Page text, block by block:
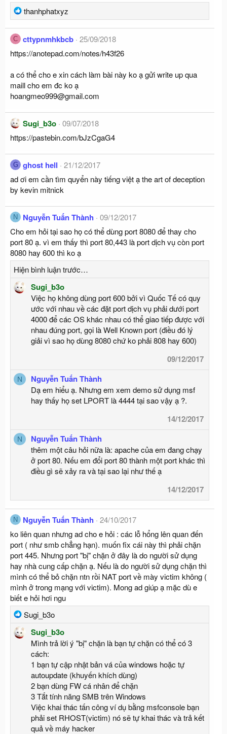
R
e
a
c
t
o
n
s
thanhphatxyz
C cttypnmhkbcb 25/09/2018
https://anotepad.com/notes/h43f26
a có thể cho e xin cách làm bài này ko ạ gửi write up qua
maill cho em đc ko ạ
hoangmeo999@gmail.com
Sugi_b3o 09/07/2018
https://pastebin.com/bJzCgaG4
G ghost hell
21/12/2017
ad ơi em cần tìm quyển này tiếng việt ạ the art of deception
by kevin mitnick
N Nguyễn Tuấn Thành
09/12/2017
Cho em hỏi tại sao họ có thể dùng port 8080 để thay cho
port 80 ạ. vì em thấy thì port 80,443 là port dịch vụ còn port
8080 hay 600 thì ko ạ
Hiện bình luận trước…
Sugi_b3o
Việc họ không dùng port 600 bởi vì Quốc Tế có quy
ước với nhau về các đặt port dịch vụ phải dưới port
4000 để các OS khác nhau có thể giao tiếp được với
nhau đúng port, gọi là Well Known port (điều đó lý
giải vì sao họ dùng 8080 chứ ko phải 808 hay 600)
09/12/2017
N Nguyễn Tuấn Thành
Dạ em hiểu ạ. Nhưng em xem demo sử dụng msf
hay thấy họ set LPORT là 4444 tại sao vậy ạ ?.
14/12/2017
N Nguyễn Tuấn Thành
thêm một câu hỏi nữa là: apache của em đang chạy
ở port 80. Nếu em đổi port 80 thành một port khác thì
điều gì sẽ xảy ra và tại sao lại như thế ạ
14/12/2017
N Nguyễn Tuấn Thành
24/10/2017
ko liên quan nhưng ad cho e hỏi : các lỗ hổng lên quan đến
port ( như smb chẳng hạn). muốn fix cái này thì phải chặn
port 445. Nhưng port "bị" chặn ở đây là do người sử dụng
hay nhà cung cấp chặn ạ. Nếu là do người sử dụng chặn thì
mình có thể bỏ chặn ntn rồi NAT port về mày victim không (
mình ở trong mạng với victim). Mong ad giúp ạ mặc dù e
biết e hỏi hơi ngu
R
a
Sugi_b3o
Sugi_b3o
Mình trả lời ý "bị" chặn là bạn tự chặn có thể có 3
cách:
1 bạn tự cập nhật bản vá của windows hoặc tự
autoupdate (khuyến khích dùng)
2 bạn dùng FW cá nhân để chặn
3 Tắt tính năng SMB trên Windows
Việc khai thác tấn công ví dụ bằng msfconsole bạn
phải set RHOST(victim) nó sẽ tự khai thác và trả kết
quả về máy hacker